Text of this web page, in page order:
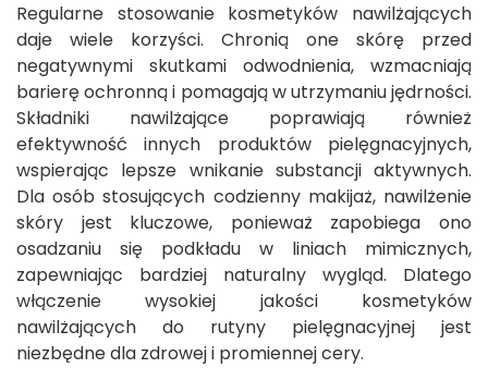
Regularne stosowanie kosmetyków nawilżających
daje wiele korzyści. Chronią one skórę przed
negatywnymi skutkami odwodnienia, wzmacniają
barierę ochronną i pomagają w utrzymaniu jędrności.
Składniki nawilżające poprawiają również
efektywność innych produktów pielęgnacyjnych,
wspierając lepsze wnikanie substancji aktywnych.
Dla osób stosujących codzienny makijaż, nawilżenie
skóry jest kluczowe, ponieważ zapobiega ono
osadzaniu się podkładu w liniach mimicznych,
zapewniając bardziej naturalny wygląd. Dlatego
włączenie wysokiej jakości kosmetyków
nawilżających do rutyny pielęgnacyjnej jest
niezbędne dla zdrowej i promiennej cery.